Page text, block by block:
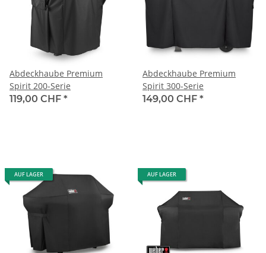
Abdeckhaube Premium
Spirit 200-Serie
119,00 CHF *
Abdeckhaube Premium
Spirit 300-Serie
149,00 CHF *
AUF LAGER AUF LAGER